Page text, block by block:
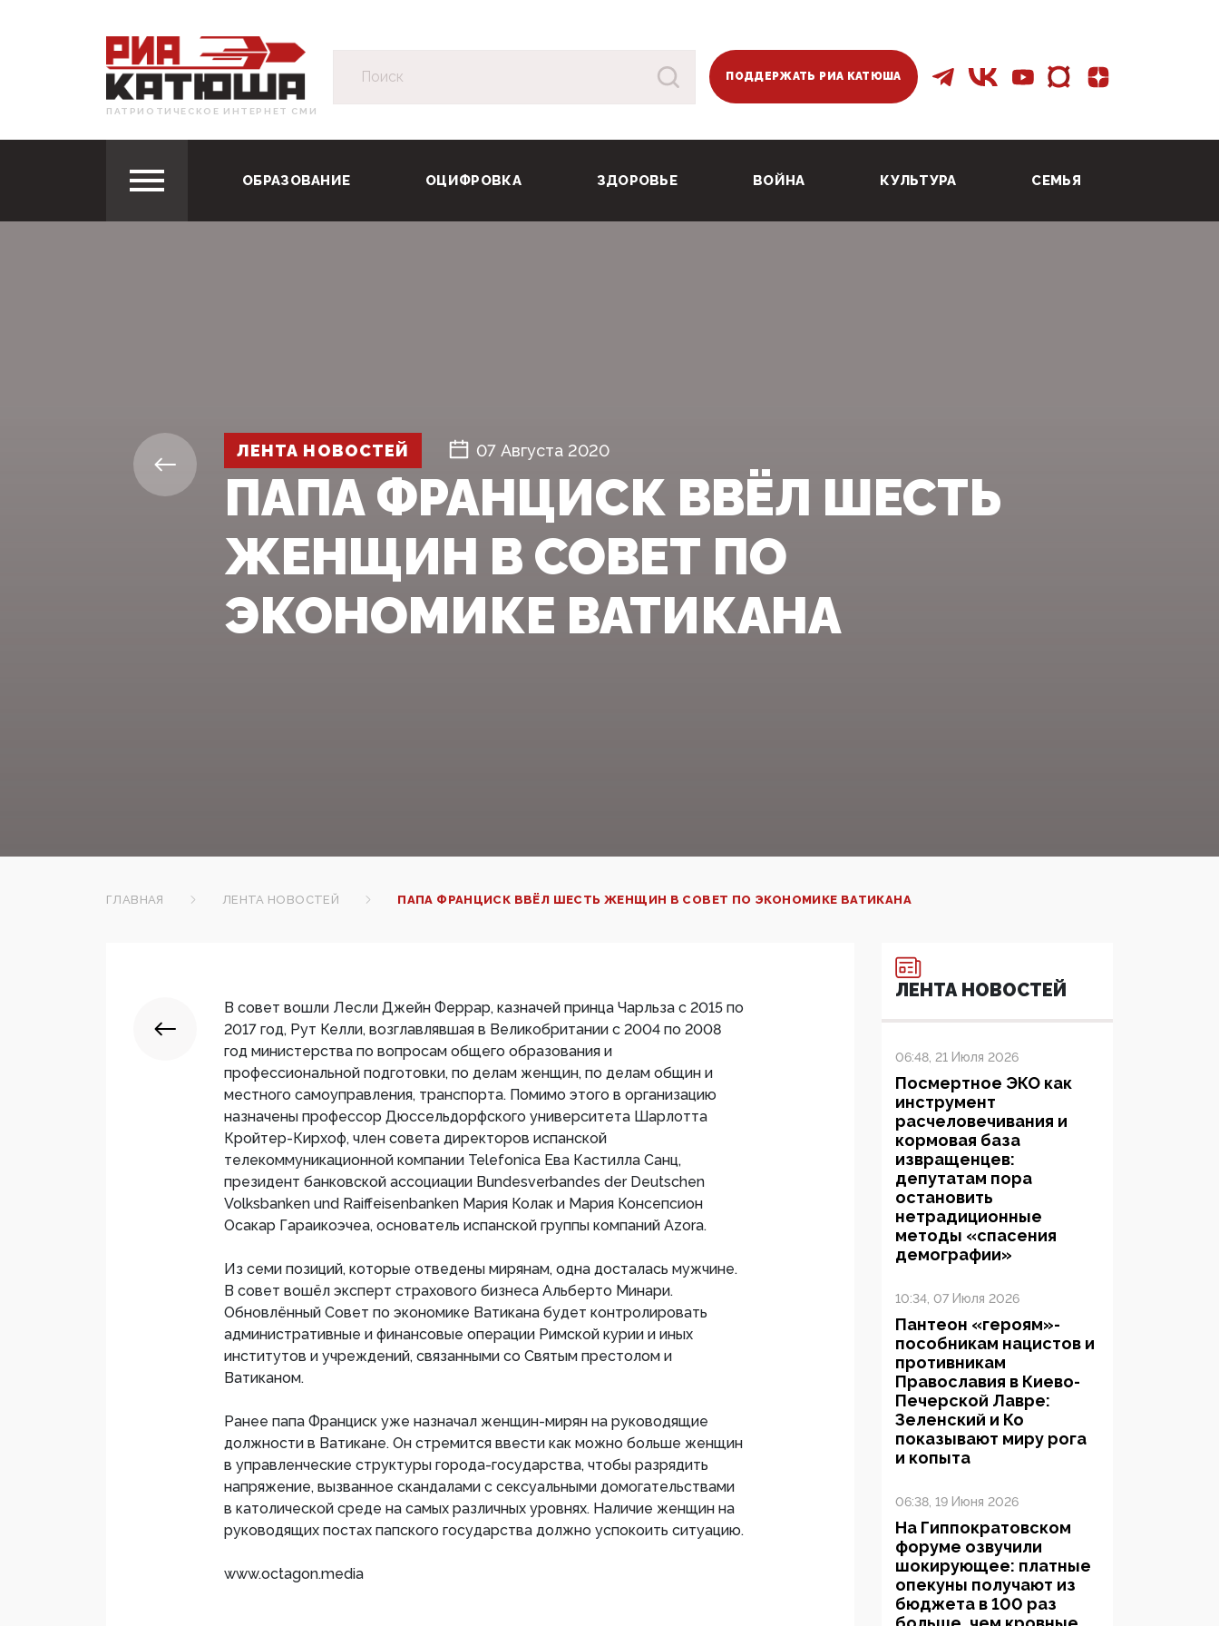
ПАТРИОТИЧЕСКОЕ ИНТЕРНЕТ СМИ
ПОДДЕРЖАТЬ РИА КАТЮША
ОБРАЗОВАНИЕ ОЦИФРОВКА ЗДОРОВЬЕ ВОЙНА КУЛЬТУРА СЕМЬЯ
ЛЕНТА НОВОСТЕЙ 07 Августа 2020
ПАПА ФРАНЦИСК ВВЁЛ ШЕСТЬ
ЖЕНЩИН В СОВЕТ ПО
ЭКОНОМИКЕ ВАТИКАНА
ГЛАВНАЯ ЛЕНТА НОВОСТЕЙ ПАПА ФРАНЦИСК ВВЁЛ ШЕСТЬ ЖЕНЩИН В СОВЕТ ПО ЭКОНОМИКЕ ВАТИКАНА
В совет вошли Лесли Джейн Феррар, казначей принца Чарльза с 2015 по
2017 год, Рут Келли, возглавлявшая в Великобритании с 2004 по 2008
год министерства по вопросам общего образования и
профессиональной подготовки, по делам женщин, по делам общин и
местного самоуправления, транспорта. Помимо этого в организацию
назначены профессор Дюссельдорфского университета Шарлотта
Кройтер-Кирхоф, член совета директоров испанской
телекоммуникационной компании Telefonica Ева Кастилла Санц,
президент банковской ассоциации Bundesverbandes der Deutschen
Volksbanken und Raiffeisenbanken Мария Колак и Мария Консепсион
Осакар Гараикоэчеа, основатель испанской группы компаний Azora.
Из семи позиций, которые отведены мирянам, одна досталась мужчине.
В совет вошёл эксперт страхового бизнеса Альберто Минари.
Обновлённый Совет по экономике Ватикана будет контролировать
административные и финансовые операции Римской курии и иных
институтов и учреждений, связанными со Святым престолом и
Ватиканом.
Ранее папа Франциск уже назначал женщин-мирян на руководящие
должности в Ватикане. Он стремится ввести как можно больше женщин
в управленческие структуры города-государства, чтобы разрядить
напряжение, вызванное скандалами с сексуальными домогательствами
в католической среде на самых различных уровнях. Наличие женщин на
руководящих постах папского государства должно успокоить ситуацию.
www.octagon.media
ЛЕНТА НОВОСТЕЙ
06:48, 21 Июля 2026
Посмертное ЭКО как
инструмент
расчеловечивания и
кормовая база
извращенцев:
депутатам пора
остановить
нетрадиционные
методы «спасения
демографии»
10:34, 07 Июля 2026
Пантеон «героям»-
пособникам нацистов и
противникам
Православия в Киево-
Печерской Лавре:
Зеленский и Ко
показывают миру рога
и копыта
06:38, 19 Июня 2026
На Гиппократовском
форуме озвучили
шокирующее: платные
опекуны получают из
бюджета в 100 раз